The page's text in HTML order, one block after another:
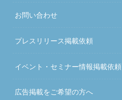
お問い合わせ
プレスリリース掲載依頼
イベント・セミナー情報掲載依頼
広告掲載をご希望の方へ